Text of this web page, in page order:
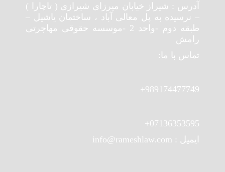
آدرس : شیراز خیابان میرزای شیرازی ( تاچارا )
– نرسیده به پل معالی آباد ، ساختمان یاشیل –
طبقه دوم -واحد 2 -موسسه حقوقی مهاجرتی
رامش
تماس با ما:
989174477749+
07136353595+
ایمیل : info@rameshlaw.com